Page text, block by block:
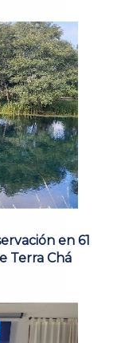
en 61
Terra Chá